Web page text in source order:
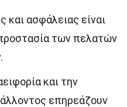
και ασφάλειας είναι
των πελατών
και την
επηρεάζουν